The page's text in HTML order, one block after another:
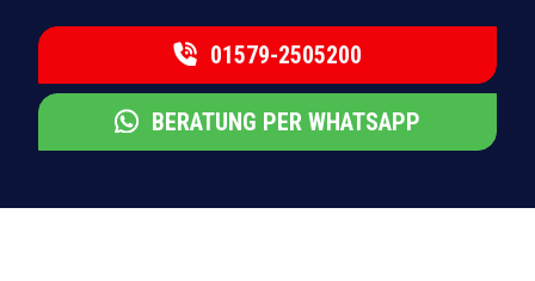
01579-2505200
BERATUNG PER WHATSAPP